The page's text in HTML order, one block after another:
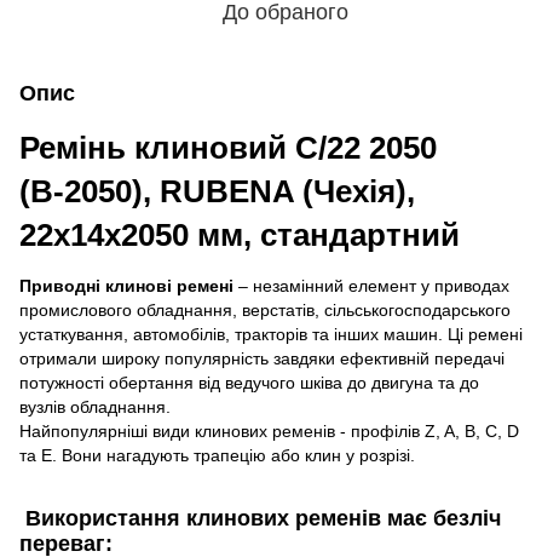
До обраного
Опис
Ремінь клиновий C/22 2050
(В-2050), RUBENA (Чехія),
22х14х2050 мм, стандартний
Приводні клинові ремені – незамінний елемент у приводах
промислового обладнання, верстатів, сільськогосподарського
устаткування, автомобілів, тракторів та інших машин. Ці ремені
отримали широку популярність завдяки ефективній передачі
потужності обертання від ведучого шківа до двигуна та до
вузлів обладнання.
Найпопулярніші види клинових ременів - профілів Z, A, B, C, D
та E. Вони нагадують трапецію або клин у розрізі.
Використання клинових ременів має безліч
переваг: